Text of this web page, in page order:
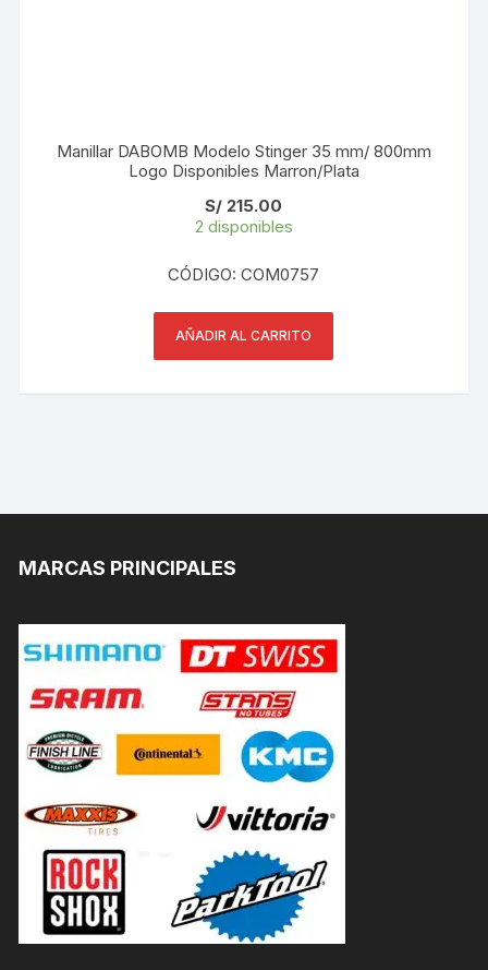
Manillar DABOMB Modelo Stinger 35 mm/ 800mm
Logo Disponibles Marron/Plata
S/ 215.00
2 disponibles
CÓDIGO: COM0757
AÑADIR AL CARRITO
MARCAS PRINCIPALES